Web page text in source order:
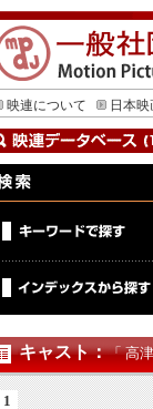
映連について
日本
キャスト：「 高
1